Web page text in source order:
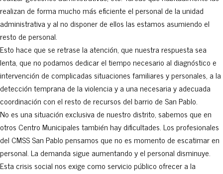
realizan de forma mucho más eficiente el personal de la unidad
administrativa y al no disponer de ellos las estamos asumiendo el
resto de personal.
Esto hace que se retrase la atención, que nuestra respuesta sea
lenta, que no podamos dedicar el tiempo necesario al diagnóstico e
intervención de complicadas situaciones familiares y personales, a la
detección temprana de la violencia y a una necesaria y adecuada
coordinación con el resto de recursos del barrio de San Pablo.
No es una situación exclusiva de nuestro distrito, sabemos que en
otros Centro Municipales también hay dificultades. Los profesionales
del CMSS San Pablo pensamos que no es momento de escatimar en
personal. La demanda sigue aumentando y el personal disminuye.
Esta crisis social nos exige como servicio público ofrecer a la